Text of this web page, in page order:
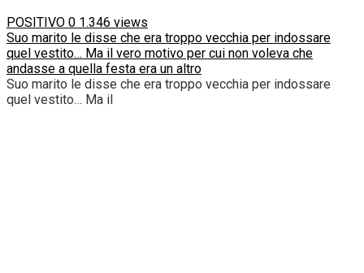
POSITIVO 0 1.346 views
Suo marito le disse che era troppo vecchia per indossare
quel vestito… Ma il vero motivo per cui non voleva che
andasse a quella festa era un altro
Suo marito le disse che era troppo vecchia per indossare
quel vestito… Ma il